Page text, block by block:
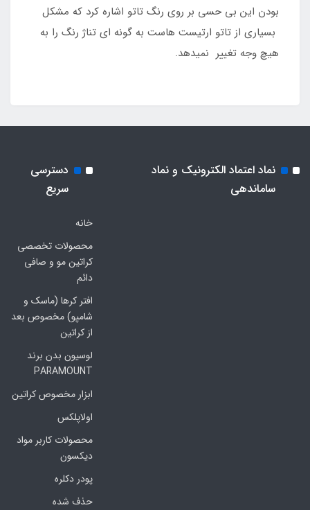
بودن این بی حسی بر روی رنگ تاتو اشاره کرد که مشکل
بسیاری از تاتو ارتیست هاست به گونه ای تناژ رنگ را به
هیچ وجه تغییر نمیدهد.
نماد اعتماد الکترونیک و نماد
ساماندهی
دسترسی
سریع
خانه
محصولات تخصصی
کراتین مو و صافی
دائم
افتر کرها (ماسک و
شامپو) مخصوص بعد
از کراتین
لوسیون بدن برند
PARAMOUNT
ابزار مخصوص کراتین
اولاپلکس
محصولات کاربر مواد
دیکسون
پودر دکلره
حذف شده